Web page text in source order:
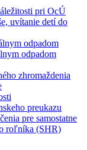
pri OcÚ
uvítanie detí do
odpadom
odpadom
zhromaždenia
preukazu
pre samostatne
roľníka (SHR)